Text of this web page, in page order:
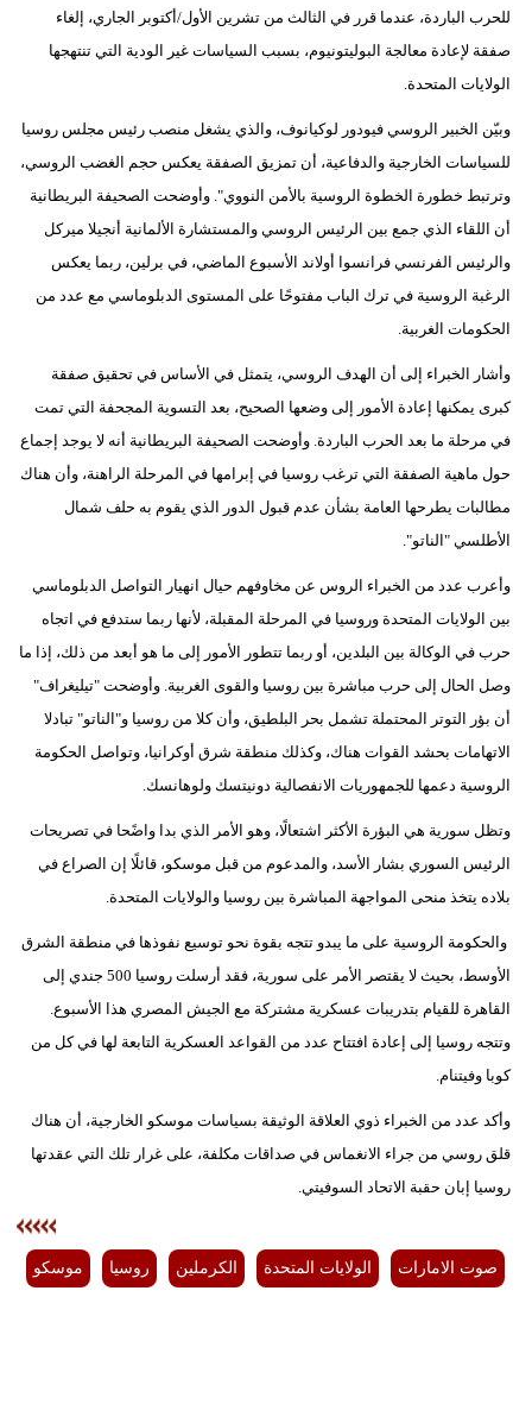
للحرب الباردة، عندما قرر في الثالث من تشرين الأول/أكتوبر الجاري، إلغاء
صفقة لإعادة معالجة البوليتونيوم، بسبب السياسات غير الودية التي تنتهجها
الولايات المتحدة.
وبيّن الخبير الروسي فيودور لوكيانوف، والذي يشغل منصب رئيس مجلس روسيا
للسياسات الخارجية والدفاعية، أن تمزيق الصفقة يعكس حجم الغضب الروسي،
وترتبط خطورة الخطوة الروسية بالأمن النووي". وأوضحت الصحيفة البريطانية
أن اللقاء الذي جمع بين الرئيس الروسي والمستشارة الألمانية أنجيلا ميركل
والرئيس الفرنسي فرانسوا أولاند الأسبوع الماضي، في برلين، ربما يعكس
الرغبة الروسية في ترك الباب مفتوحًا على المستوى الدبلوماسي مع عدد من
الحكومات الغربية.
وأشار الخبراء إلى أن الهدف الروسي، يتمثل في الأساس في تحقيق صفقة
كبرى يمكنها إعادة الأمور إلى وضعها الصحيح، بعد التسوية المجحفة التي تمت
في مرحلة ما بعد الحرب الباردة. وأوضحت الصحيفة البريطانية أنه لا يوجد إجماع
حول ماهية الصفقة التي ترغب روسيا في إبرامها في المرحلة الراهنة، وأن هناك
مطالبات يطرحها العامة بشأن عدم قبول الدور الذي يقوم به حلف شمال
الأطلسي "الناتو".
وأعرب عدد من الخبراء الروس عن مخاوفهم حيال انهيار التواصل الدبلوماسي
بين الولايات المتحدة وروسيا في المرحلة المقبلة، لأنها ربما ستدفع في اتجاه
حرب في الوكالة بين البلدين، أو ربما تتطور الأمور إلى ما هو أبعد من ذلك، إذا ما
وصل الحال إلى حرب مباشرة بين روسيا والقوى الغربية. وأوضحت "تيليغراف"
أن بؤر التوتر المحتملة تشمل بحر البلطيق، وأن كلا من روسيا و"الناتو" تبادلا
الاتهامات بحشد القوات هناك، وكذلك منطقة شرق أوكرانيا، وتواصل الحكومة
الروسية دعمها للجمهوريات الانفصالية دونيتسك ولوهانسك.
وتظل سورية هي البؤرة الأكثر اشتعالًا، وهو الأمر الذي بدا واضًحا في تصريحات
الرئيس السوري بشار الأسد، والمدعوم من قبل موسكو، قائلًا إن الصراع في
بلاده يتخذ منحى المواجهة المباشرة بين روسيا والولايات المتحدة.
والحكومة الروسية على ما يبدو تتجه بقوة نحو توسيع نفوذها في منطقة الشرق
الأوسط، بحيث لا يقتصر الأمر على سورية، فقد أرسلت روسيا 500 جندي إلى
القاهرة للقيام بتدريبات عسكرية مشتركة مع الجيش المصري هذا الأسبوع.
وتتجه روسيا إلى إعادة افتتاح عدد من القواعد العسكرية التابعة لها في كل من
كوبا وفيتنام.
وأكد عدد من الخبراء ذوي العلاقة الوثيقة بسياسات موسكو الخارجية، أن هناك
قلق روسي من جراء الانغماس في صداقات مكلفة، على غرار تلك التي عقدتها
روسيا إبان حقبة الاتحاد السوفيتي.
صوت الامارات الولايات المتحدة الكرملين روسيا موسكو